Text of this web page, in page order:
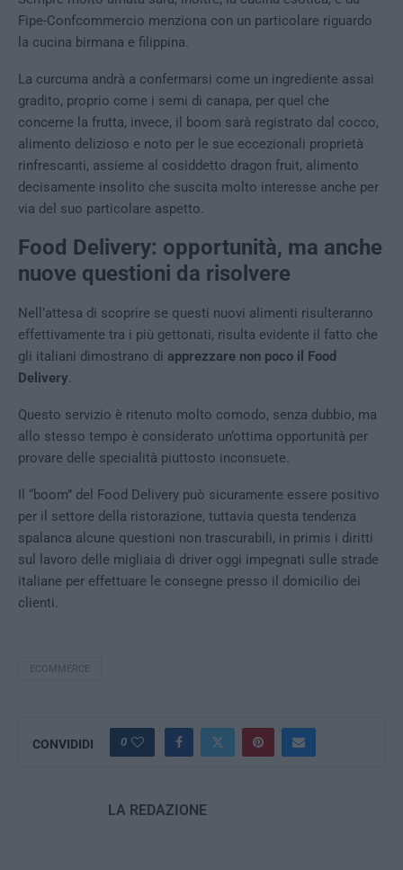
Fipe-Confcommercio menziona con un particolare riguardo
la cucina birmana e filippina.
La curcuma andrà a confermarsi come un ingrediente assai
gradito, proprio come i semi di canapa, per quel che
concerne la frutta, invece, il boom sarà registrato dal cocco,
alimento delizioso e noto per le sue eccezionali proprietà
rinfrescanti, assieme al cosiddetto dragon fruit, alimento
decisamente insolito che suscita molto interesse anche per
via del suo particolare aspetto.
Food Delivery: opportunità, ma anche
nuove questioni da risolvere
Nell’attesa di scoprire se questi nuovi alimenti risulteranno
effettivamente tra i più gettonati, risulta evidente il fatto che
gli italiani dimostrano di apprezzare non poco il Food
Delivery.
Questo servizio è ritenuto molto comodo, senza dubbio, ma
allo stesso tempo è considerato un’ottima opportunità per
provare delle specialità piuttosto inconsuete.
Il “boom” del Food Delivery può sicuramente essere positivo
per il settore della ristorazione, tuttavia questa tendenza
spalanca alcune questioni non trascurabili, in primis i diritti
sul lavoro delle migliaia di driver oggi impegnati sulle strade
italiane per effettuare le consegne presso il domicilio dei
clienti.
ECOMMERCE
CONVIDIDI 0
LA REDAZIONE